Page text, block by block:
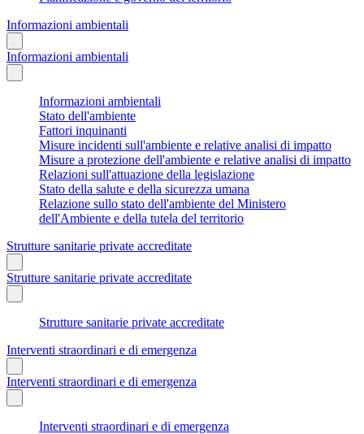
Informazioni ambientali
Informazioni ambientali
Informazioni ambientali
Stato dell'ambiente
Fattori inquinanti
Misure incidenti sull'ambiente e relative analisi di impatto
Misure a protezione dell'ambiente e relative analisi di impatto
Relazioni sull'attuazione della legislazione
Stato della salute e della sicurezza umana
Relazione sullo stato dell'ambiente del Ministero
dell'Ambiente e della tutela del territorio
Strutture sanitarie private accreditate
Strutture sanitarie private accreditate
Strutture sanitarie private accreditate
Interventi straordinari e di emergenza
Interventi straordinari e di emergenza
Interventi straordinari e di emergenza